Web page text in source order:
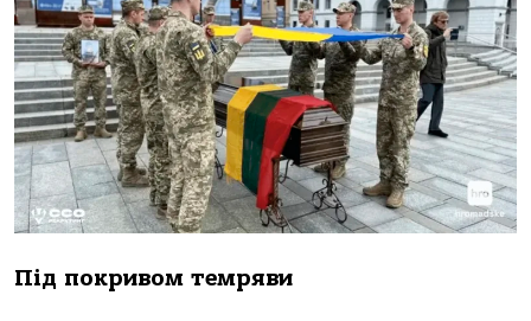
Під покривом темряви